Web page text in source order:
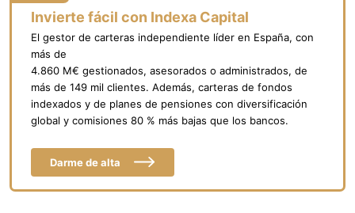
Invierte fácil con Indexa Capital
El gestor de carteras independiente líder en España, con
más de
4.860 M€ gestionados, asesorados o administrados, de
más de 149 mil clientes. Además, carteras de fondos
indexados y de planes de pensiones con diversificación
global y comisiones 80 % más bajas que los bancos.
Darme de alta